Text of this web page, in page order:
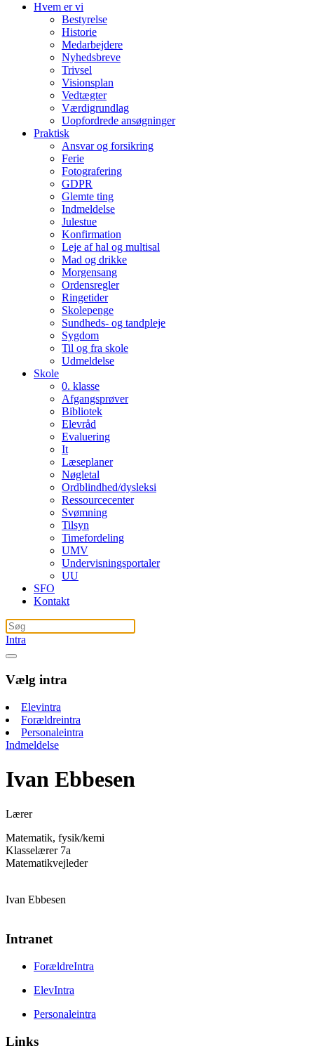
Hvem er vi
Bestyrelse
Historie
Medarbejdere
Nyhedsbreve
Trivsel
Visionsplan
Vedtægter
Værdigrundlag
Uopfordrede ansøgninger
Praktisk
Ansvar og forsikring
Ferie
Fotografering
GDPR
Glemte ting
Indmeldelse
Julestue
Konfirmation
Leje af hal og multisal
Mad og drikke
Morgensang
Ordensregler
Ringetider
Skolepenge
Sundheds- og tandpleje
Sygdom
Til og fra skole
Udmeldelse
Skole
0. klasse
Afgangsprøver
Bibliotek
Elevråd
Evaluering
It
Læseplaner
Nøgletal
Ordblindhed/dysleksi
Ressourcecenter
Svømning
Tilsyn
Timefordeling
UMV
Undervisningsportaler
UU
SFO
Kontakt
Intra
Vælg intra
Elevintra
Forældreintra
Personaleintra
Indmeldelse
Ivan Ebbesen
Lærer
Matematik, fysik/kemi
Klasselærer 7a
Matematikvejleder
Ivan Ebbesen
Intranet
ForældreIntra
ElevIntra
Personaleintra
Links